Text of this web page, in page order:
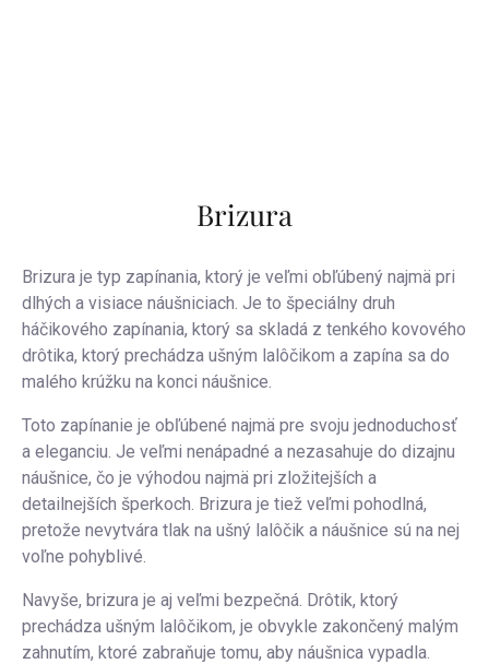
Brizura
Brizura je typ zapínania, ktorý je veľmi obľúbený najmä pri
dlhých a visiace náušniciach. Je to špeciálny druh
háčikového zapínania, ktorý sa skladá z tenkého kovového
drôtika, ktorý prechádza ušným lalôčikom a zapína sa do
malého krúžku na konci náušnice.
Toto zapínanie je obľúbené najmä pre svoju jednoduchosť
a eleganciu. Je veľmi nenápadné a nezasahuje do dizajnu
náušnice, čo je výhodou najmä pri zložitejších a
detailnejších šperkoch. Brizura je tiež veľmi pohodlná,
pretože nevytvára tlak na ušný lalôčik a náušnice sú na nej
voľne pohyblivé.
Navyše, brizura je aj veľmi bezpečná. Drôtik, ktorý
prechádza ušným lalôčikom, je obvykle zakončený malým
zahnutím, ktoré zabraňuje tomu, aby náušnica vypadla.